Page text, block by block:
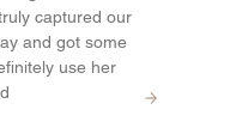
captured our
and got some
use her